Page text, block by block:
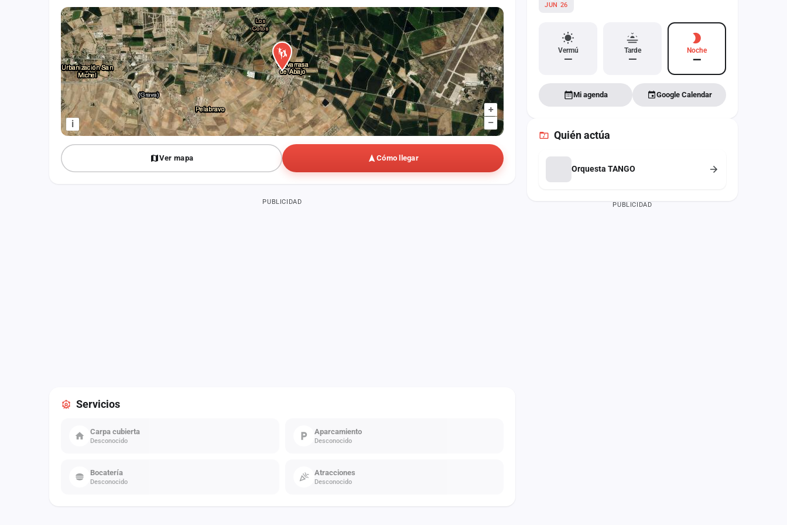
+
–
i
Ver mapa Cómo llegar
PUBLICIDAD
Servicios
Carpa cubierta
Desconocido
Aparcamiento
Desconocido
Bocatería
Desconocido
Atracciones
Desconocido
JUN 26
Vermú
—
Tarde
—
Noche
—
Mi agenda Google Calendar
Quién actúa
Orquesta TANGO
PUBLICIDAD
Iniciar sesión
Crear cuenta